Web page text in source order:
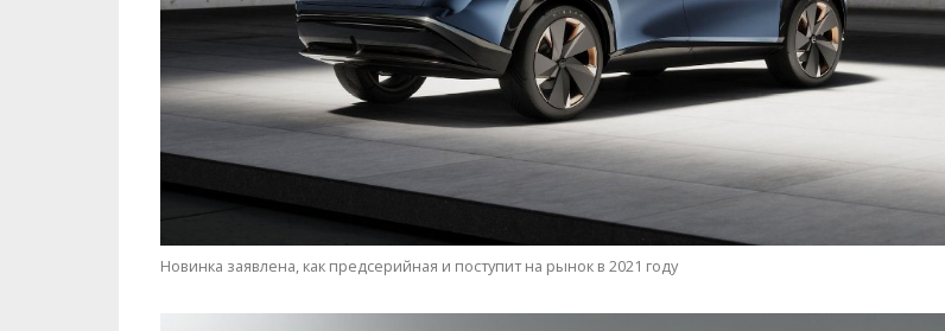
Новинка заявлена, как предсерийная и поступит на рынок в 2021 году